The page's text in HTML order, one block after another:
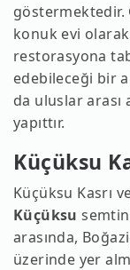
göstermektedir.
konuk evi olarak
restorasyona
edebileceği bir
da uluslar
yapıttır.
Küçüksu
Küçüksu Kasrı
Küçüksu
arasında,
üzerinde yer